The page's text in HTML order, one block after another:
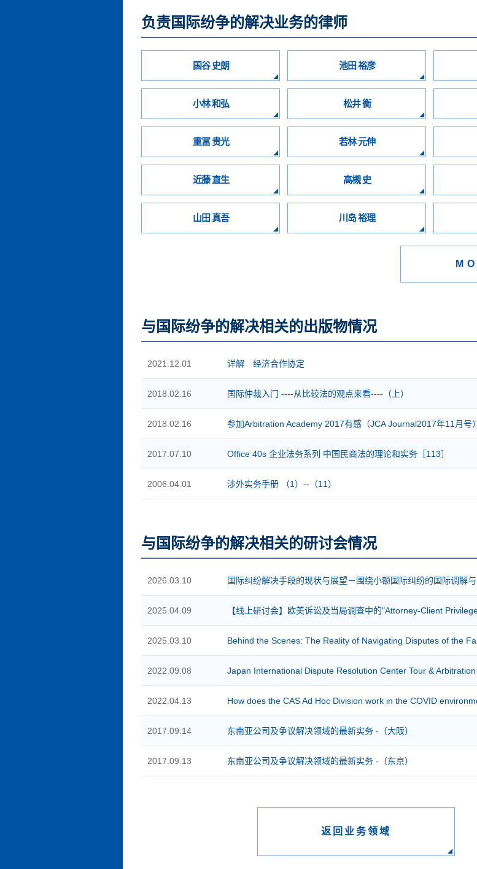
负责国际纷争的解决业务的律师
国谷 史朗 池田 裕彦
小林 和弘 松井 衡
重冨 贵光 若林 元伸
近藤 直生 高槻 史
山田 真吾 川岛 裕理
与国际纷争的解决相关的出版物情况
2021.12.01 详解 经济合作协定
2018.02.16 国际仲裁入门 ----从比较法的观点来看----（上）
2018.02.16 参加Arbitration Academy 2017有感（JCA Journal2017年11月号）
2017.07.10 Office 40s 企业法务系列 中国民商法的理论和实务［113］
2006.04.01 涉外实务手册 （1）--（11）
与国际纷争的解决相关的研讨会情况
2026.03.10 国际纠纷解决手段的现状与展望－围绕小额国际纠纷的国际调解
2025.04.09 【线上研讨会】欧美诉讼及当局调查中的"Attorney-Client
2025.03.10 Behind the Scenes: The Reality of Navigating Disputes of the
2022.09.08 Japan International Dispute Resolution Center Tour & Arbitration
2022.04.13 How does the CAS Ad Hoc Division work in the COVID
2017.09.14 东南亚公司及争议解决领域的最新实务 -（大阪）
2017.09.13 东南亚公司及争议解决领域的最新实务 -（东京）
返回业务领域